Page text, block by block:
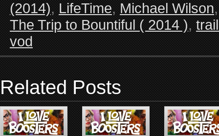
(2014),LifeTime,Michael Wilson
The Trip to Bountiful ( 2014 ),
vod
Related Posts